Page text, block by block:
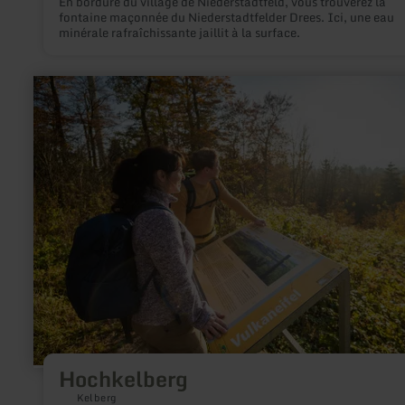
fontaine maçonnée du Niederstadtfelder Drees. Ici, une eau
minérale rafraîchissante jaillit à la surface.
Hochkelberg
Kelberg
en
savoir
plus
sur
Hochkelberg